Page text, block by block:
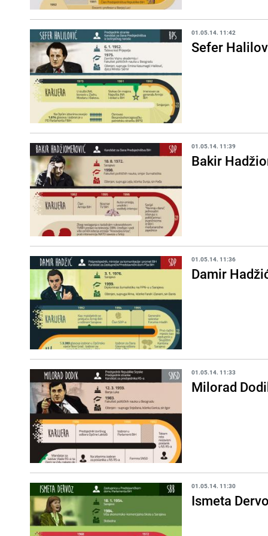
01.05.14. 11:42
Sefer
01.05.14. 11:39
Bakir
01.05.14. 11:36
Damir
01.05.14. 11:33
Milorad
01.05.14. 11:30
Ismeta